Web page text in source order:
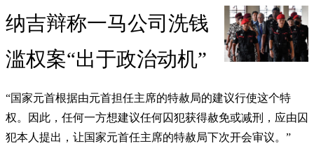
纳吉辩称一马公司洗钱
滥权案“出于政治动机”
“国家元首根据由元首担任主席的特赦局的建议行使这个特
权。因此，任何一方想建议任何囚犯获得赦免或减刑，应由囚
犯本人提出，让国家元首任主席的特赦局下次开会审议。”